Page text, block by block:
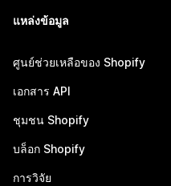
แหล่งข้อมูล
ศูนย์ช่วยเหลือของ Shopify
เอกสาร API
ชุมชน Shopify
บล็อก Shopify
การวิจัย